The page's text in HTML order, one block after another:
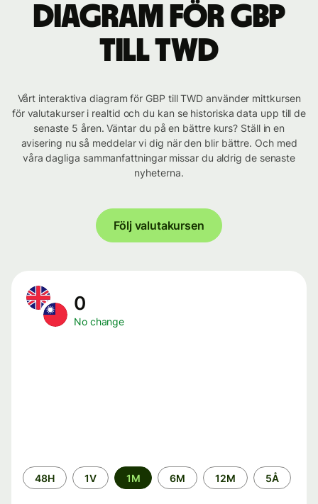
Diagram för GBP
till TWD
Vårt interaktiva diagram för GBP till TWD använder mittkursen
för valutakurser i realtid och du kan se historiska data upp till de
senaste 5 åren. Väntar du på en bättre kurs? Ställ in en
avisering nu så meddelar vi dig när den blir bättre. Och med
våra dagliga sammanfattningar missar du aldrig de senaste
nyheterna.
Följ valutakursen
0
No change
Time
period
48H 1V 1M 6M 12M 5Å